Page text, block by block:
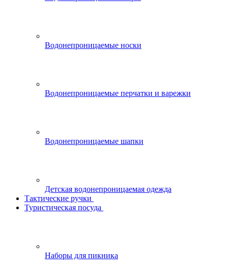
Водонепроницаемые носки
Водонепроницаемые перчатки и варежки
Водонепроницаемые шапки
Детская водонепроницаемая одежда
Тактические ручки
Туристическая посуда
Наборы для пикника